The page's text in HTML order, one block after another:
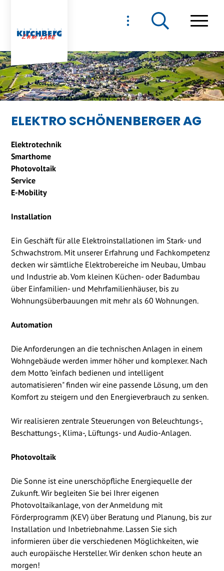
NAVIGIEREN IN
ELEKTRO SCHÖNENBERGER AG
Elektrotechnik
Smarthome
Photovoltaik
Service
E-Mobility
Installation
Ein Geschäft für alle Elektroinstallationen im Stark- und
Schwachstrom. Mit unserer Erfahrung und Fachkompetenz
decken wir sämtliche Elektrobereiche im Neubau, Umbau
und Industrie ab. Vom kleinen Küchen- oder Badumbau
über Einfamilien- und Mehrfamilienhäuser, bis zu
Wohnungsüberbauungen mit mehr als 60 Wohnungen.
Automation
Die Anforderungen an die technischen Anlagen in einem
Wohngebäude werden immer höher und komplexer. Nach
dem Motto "einfach bedienen und intelligent
automatisieren" finden wir eine passende Lösung, um den
Komfort zu steigern und den Energieverbrauch zu senken.
Wir realisieren zentrale Steuerungen von Beleuchtungs-,
Beschattungs-, Klima-, Lüftungs- und Audio-Anlagen.
Photovoltaik
Die Sonne ist eine unerschöpfliche Energiequelle der
Zukunft. Wir begleiten Sie bei Ihrer eigenen
Photovoltaikanlage, von der Anmeldung mit
Förderprogramm (KEV) über Beratung und Planung, bis zur
Installation und Inbetriebnahme. Lassen Sie sich
informieren über die verschiedenen Möglichkeiten, wie
auch europäische Hersteller. Wir denken schon heute an
morgen!